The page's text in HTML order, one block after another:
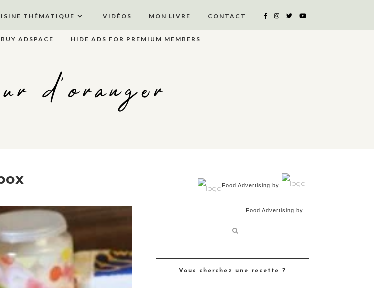
THÉMATIQUE VIDÉOS MON LIVRE CONTACT
BUY ADSPACE HIDE ADS FOR PREMIUM MEMBERS
d'oranger
Food Advertising by
Food Advertising by
Vous cherchez une recette ?